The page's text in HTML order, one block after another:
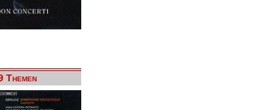
Themen